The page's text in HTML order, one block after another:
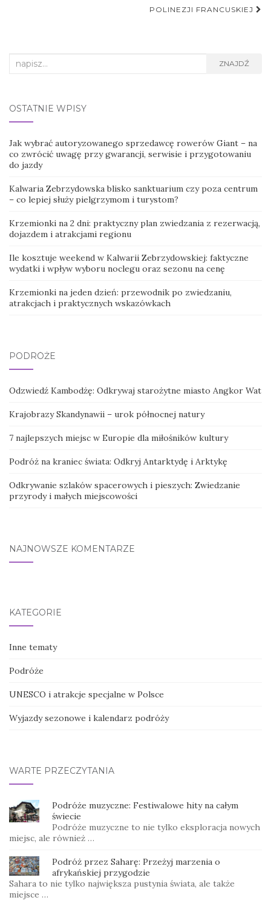
POLINEZJI FRANCUSKIEJ
Search
ZNAJDŹ
OSTATNIE WPISY
Jak wybrać autoryzowanego sprzedawcę rowerów Giant – na
co zwrócić uwagę przy gwarancji, serwisie i przygotowaniu
do jazdy
Kalwaria Zebrzydowska blisko sanktuarium czy poza centrum
– co lepiej służy pielgrzymom i turystom?
Krzemionki na 2 dni: praktyczny plan zwiedzania z rezerwacją,
dojazdem i atrakcjami regionu
Ile kosztuje weekend w Kalwarii Zebrzydowskiej: faktyczne
wydatki i wpływ wyboru noclegu oraz sezonu na cenę
Krzemionki na jeden dzień: przewodnik po zwiedzaniu,
atrakcjach i praktycznych wskazówkach
PODRÓŻE
Odzwiedź Kambodżę: Odkrywaj starożytne miasto Angkor Wat
Krajobrazy Skandynawii – urok północnej natury
7 najlepszych miejsc w Europie dla miłośników kultury
Podróż na kraniec świata: Odkryj Antarktydę i Arktykę
Odkrywanie szlaków spacerowych i pieszych: Zwiedzanie
przyrody i małych miejscowości
NAJNOWSZE KOMENTARZE
KATEGORIE
Inne tematy
Podróże
UNESCO i atrakcje specjalne w Polsce
Wyjazdy sezonowe i kalendarz podróży
WARTE PRZECZYTANIA
Podróże muzyczne: Festiwalowe hity na całym
świecie
Podróże muzyczne to nie tylko eksploracja nowych
miejsc, ale również …
Podróż przez Saharę: Przeżyj marzenia o
afrykańskiej przygodzie
Sahara to nie tylko największa pustynia świata, ale także
miejsce …